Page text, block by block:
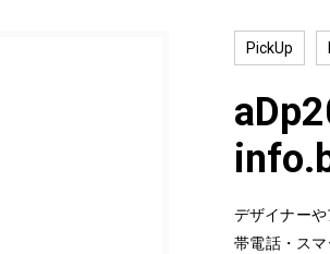
PickUp
デザイナー
帯電話・ス